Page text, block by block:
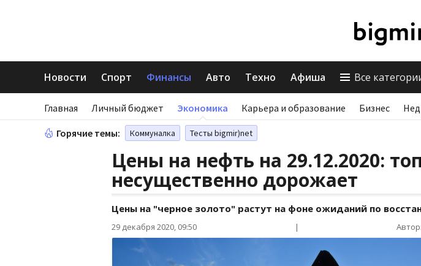
Новости Спорт Финансы Авто Техно Афиша Все
Главная Личный бюджет Экономика Карьера и образование Бизнес
Горячие темы: Коммуналка Тесты bigmir)net
Цены на нефть на 29.12.2020:
несущественно дорожает
Цены на "черное золото" растут на фоне ожиданий по
29 декабря 2020, 09:50 |